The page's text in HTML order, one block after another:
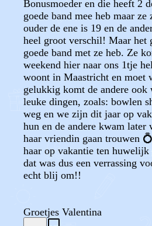
Bonusmoeder en die heeft 2
goede band mee heb maar
ouder de ene is 19 en de
heel groot verschil! Maar het
goede band met ze heb. Ze
weekend hier naar ons 1tje
woont in Maastricht en moet
gelukkig komt de andere
leuke dingen, zoals: bowlen
weg en we zijn dit jaar op
hun en de andere kwam later
haar vriendin gaan trouwen
haar op vakantie ten
dat was dus een verrassing
echt blij om!!
Groetjes Valentina